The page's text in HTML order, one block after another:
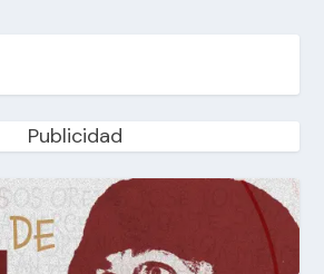
Publicidad